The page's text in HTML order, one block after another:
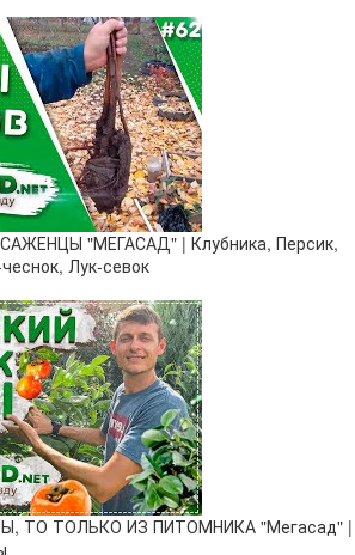
"МЕГАСАД" | Клубника, Персик,
Лук-севок
ТО ТОЛЬКО ИЗ ПИТОМНИКА "Мегасад" |